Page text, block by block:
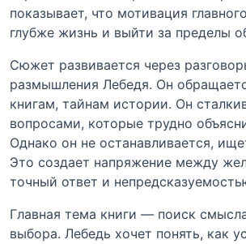
показывает, что мотивация
глубже жизнь и выйти за пределы
Сюжет развивается через
размышления Лебедя. Он
книгам, тайнам истории. Он
вопросами, которые трудно
Однако он не останавливается,
Это создает напряжение между
точный ответ и
Главная тема книги — поиск
выбора. Лебедь хочет понять, как